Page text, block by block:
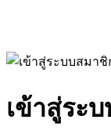
เข้าสู่ระ